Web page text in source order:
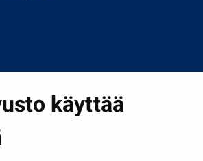
käyttää